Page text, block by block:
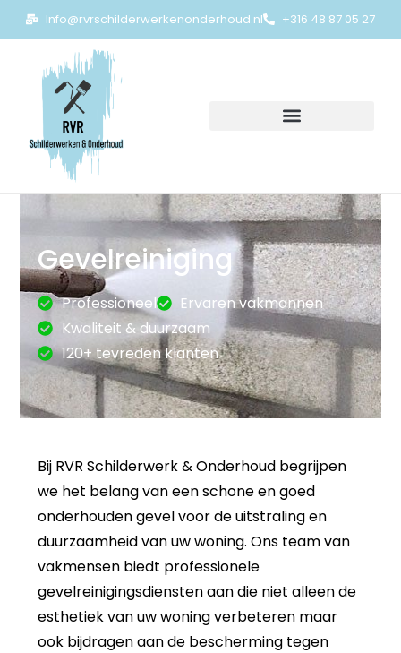
Info@rvrschilderwerkenonderhoud.nl +316 48 87 05 27
Gevelreiniging
Professioneel
Ervaren vakmannen
Kwaliteit & duurzaam
120+ tevreden klanten
Bij RVR Schilderwerk & Onderhoud begrijpen
we het belang van een schone en goed
onderhouden gevel voor de uitstraling en
duurzaamheid van uw woning. Ons team van
vakmensen biedt professionele
gevelreinigingsdiensten aan die niet alleen de
esthetiek van uw woning verbeteren maar
ook bijdragen aan de bescherming tegen